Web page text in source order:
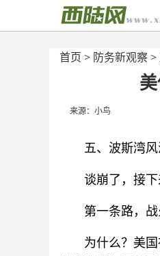
首页 > 防务新观察 >
来源：小鸟
五、波斯湾
谈崩了，接
第一条路，
为什么？美